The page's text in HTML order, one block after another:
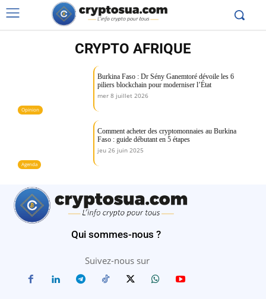
CRYPTO AFRIQUE
Opinion
Burkina Faso : Dr Sény Ganemtoré dévoile les 6
piliers blockchain pour moderniser l’État
mer 8 juillet 2026
Agenda
Comment acheter des cryptomonnaies au Burkina
Faso : guide débutant en 5 étapes
jeu 26 juin 2025
Qui sommes-nous ?
Suivez-nous sur